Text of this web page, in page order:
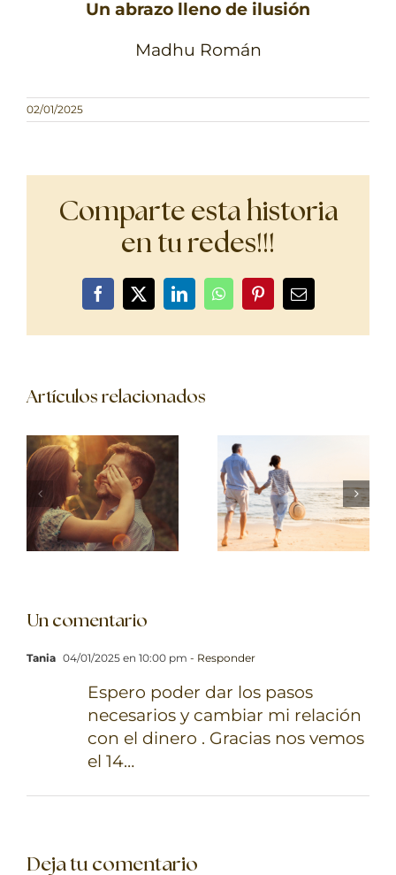
Un abrazo lleno de ilusión
Madhu Román
02/01/2025
Comparte esta historia
en tu redes!!!
Facebook
X LinkedInWhatsAppPinterestCorreo
Artículos relacionados
Un comentario
Tania 04/01/2025 en 10:00 pm - Responder
Espero poder dar los pasos
necesarios y cambiar mi relación
con el dinero . Gracias nos vemos
el 14…
Deja tu comentario